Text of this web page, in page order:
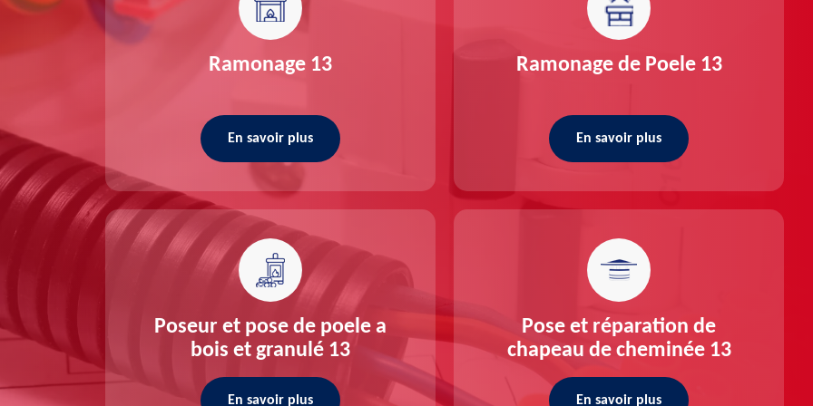
13
13
Ramonage 13
En savoir plus
Poseur et pose de poele a
bois et granulé 13
En savoir plus
Ramonage de Poele 13
En savoir plus
Pose et réparation de
chapeau de cheminée 13
En savoir plus